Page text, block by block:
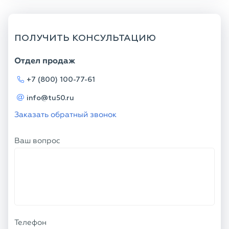
ПОЛУЧИТЬ КОНСУЛЬТАЦИЮ
Отдел продаж
+7 (800) 100-77-61
info@tu50.ru
Заказать обратный звонок
Ваш вопрос